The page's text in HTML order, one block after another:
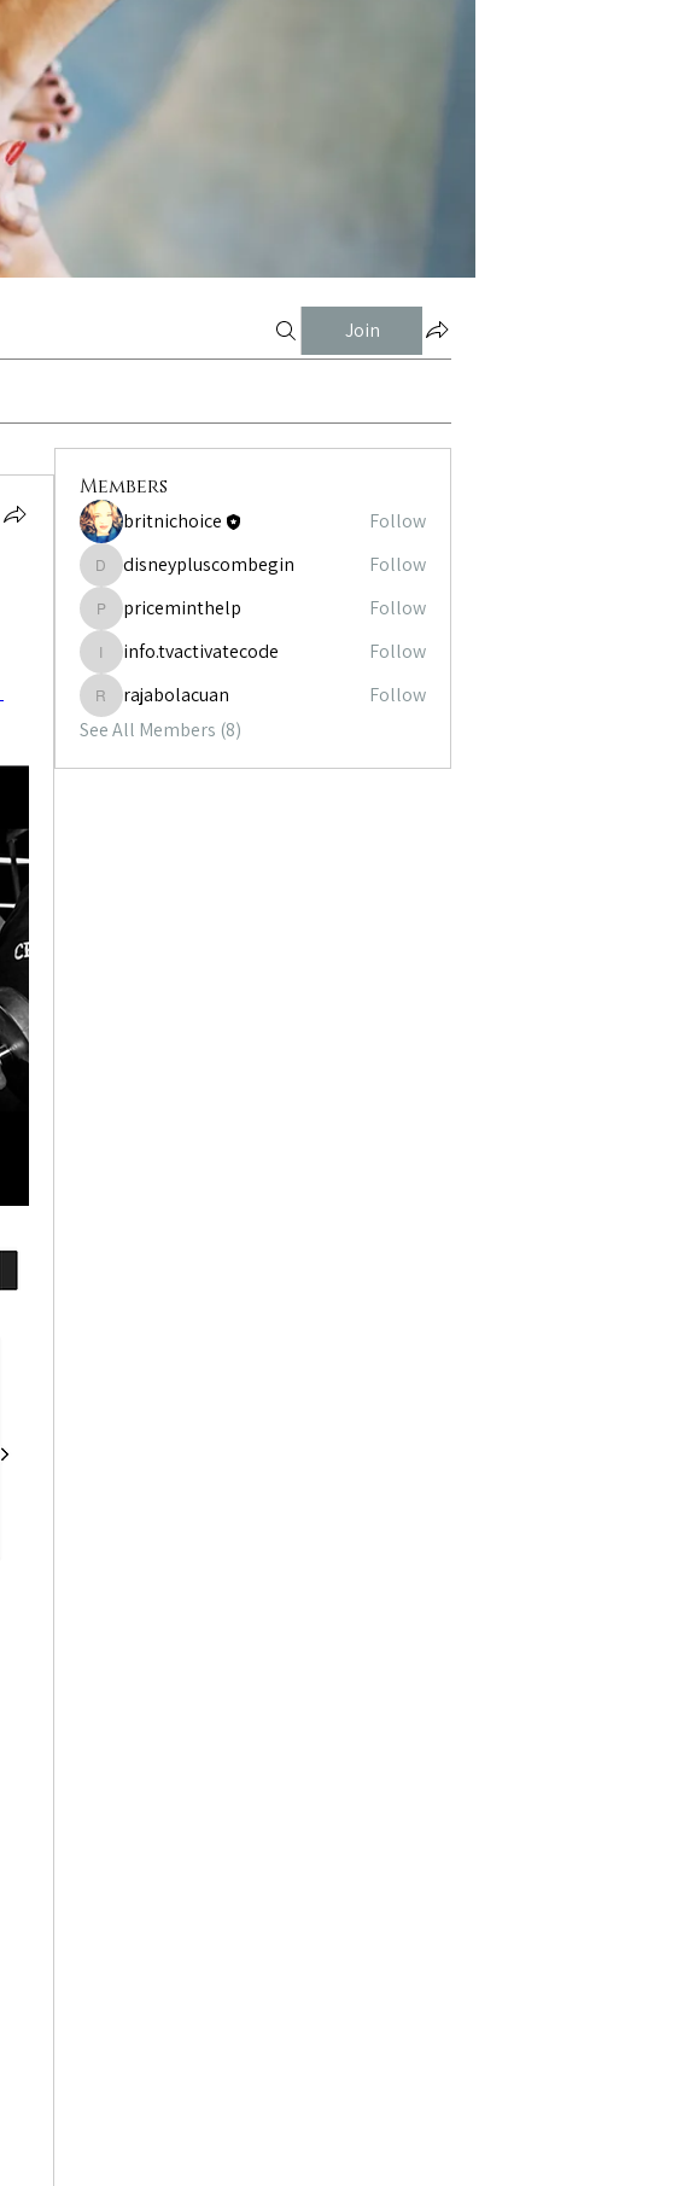
Join
Members
britnichoice Follow
disneypluscombegin
disneypluscombegin Follow
priceminthelp
priceminthelp Follow
info.tvactivatecode
info.tvactivatecode Follow
rajabolacuan
rajabolacuan
Follow
See All Members (8)